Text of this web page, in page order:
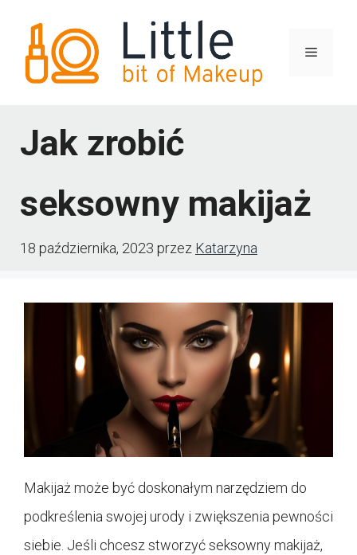
Menu
Jak zrobić
seksowny makijaż
18 października, 2023 przez Katarzyna
Makijaż może być doskonałym narzędziem do
podkreślenia swojej urody i zwiększenia pewności
siebie. Jeśli chcesz stworzyć seksowny makijaż,